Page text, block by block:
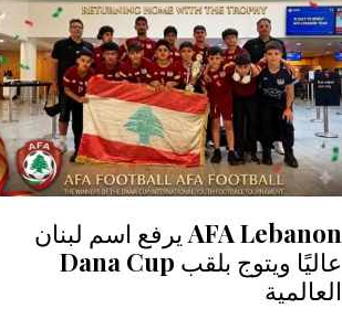
AFA Lebanon يرفع اسم لبنان
عاليًا ويتوج بلقب Dana Cup
العالمية